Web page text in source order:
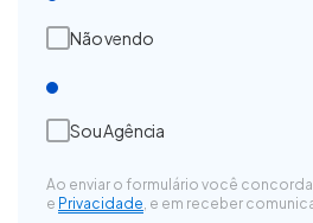
Não vendo
Sou Agência
Ao enviar o formulário você
e Privacidade, e em receber